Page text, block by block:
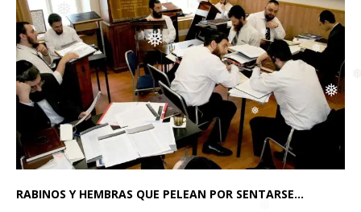
❅
❅
❅ ❅
❅
RABINOS Y HEMBRAS QUE PELEAN POR SENTARSE…